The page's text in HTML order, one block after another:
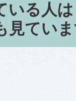
いる人は
見てい